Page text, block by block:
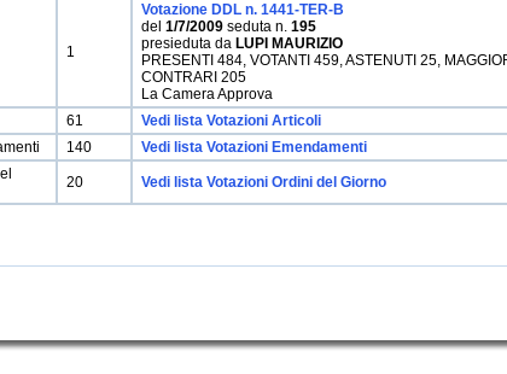
1
Votazione DDL n. 1441-TER-B
del 1/7/2009 seduta n. 195
presieduta da LUPI MAURIZIO
PRESENTI 484, VOTANTI 459, ASTENUTI 25,
CONTRARI 205
La Camera Approva
61
Vedi lista Votazioni Articoli
140
Vedi lista Votazioni Emendamenti
20 Vedi lista Votazioni Ordini del Giorno